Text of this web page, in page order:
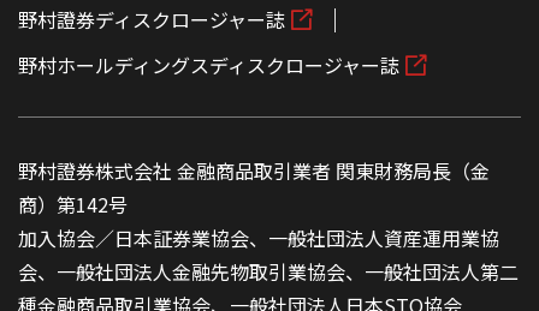
野村證券ディスクロージャー誌
野村ホールディングスディスクロージャー誌
野村證券株式会社 金融商品取引業者 関東財務局長（金
商）第142号
加入協会／日本証券業協会、一般社団法人資産運用業協
会、一般社団法人金融先物取引業協会、一般社団法人第二